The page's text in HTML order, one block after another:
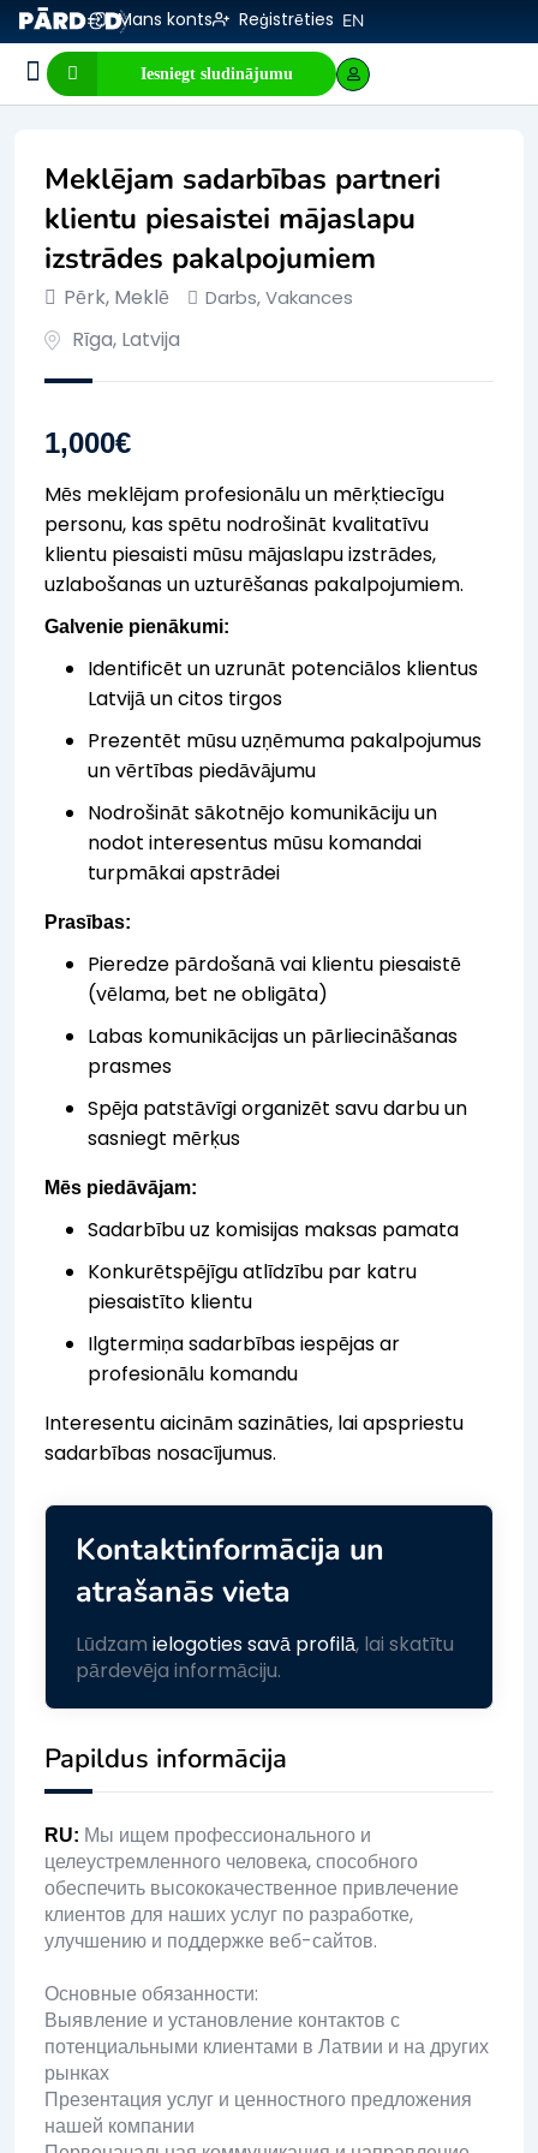
Mans konts Reģistrēties EN
Iesniegt sludinājumu
Meklējam sadarbības partneri
klientu piesaistei mājaslapu
izstrādes pakalpojumiem
Pērk, Meklē Darbs,Vakances
Rīga, Latvija
1,000€
Mēs meklējam profesionālu un mērķtiecīgu
personu, kas spētu nodrošināt kvalitatīvu
klientu piesaisti mūsu mājaslapu izstrādes,
uzlabošanas un uzturēšanas pakalpojumiem.
Galvenie pienākumi:
Identificēt un uzrunāt potenciālos klientus
Latvijā un citos tirgos
Prezentēt mūsu uzņēmuma pakalpojumus
un vērtības piedāvājumu
Nodrošināt sākotnējo komunikāciju un
nodot interesentus mūsu komandai
turpmākai apstrādei
Prasības:
Pieredze pārdošanā vai klientu piesaistē
(vēlama, bet ne obligāta)
Labas komunikācijas un pārliecināšanas
prasmes
Spēja patstāvīgi organizēt savu darbu un
sasniegt mērķus
Mēs piedāvājam:
Sadarbību uz komisijas maksas pamata
Konkurētspējīgu atlīdzību par katru
piesaistīto klientu
Ilgtermiņa sadarbības iespējas ar
profesionālu komandu
Interesentu aicinām sazināties, lai apspriestu
sadarbības nosacījumus.
Kontaktinformācija un
atrašanās vieta
Lūdzam ielogoties savā profilā, lai skatītu
pārdevēja informāciju.
Papildus informācija
RU: Мы ищем профессионального и
целеустремленного человека, способного
обеспечить высококачественное привлечение
клиентов для наших услуг по разработке,
улучшению и поддержке веб-сайтов.
Основные обязанности:
Выявление и установление контактов с
потенциальными клиентами в Латвии и на других
рынках
Презентация услуг и ценностного предложения
нашей компании